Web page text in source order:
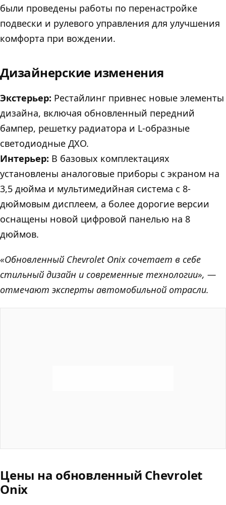
были проведены работы по перенастройке
подвески и рулевого управления для улучшения
комфорта при вождении.
Дизайнерские изменения
Экстерьер: Рестайлинг привнес новые элементы
дизайна, включая обновленный передний
бампер, решетку радиатора и L-образные
светодиодные ДХО.
Интерьер: В базовых комплектациях
установлены аналоговые приборы с экраном на
3,5 дюйма и мультимедийная система с 8-
дюймовым дисплеем, а более дорогие версии
оснащены новой цифровой панелью на 8
дюймов.
«Обновленный Chevrolet Onix сочетает в себе
стильный дизайн и современные технологии», —
отмечают эксперты автомобильной отрасли.
Цены на обновленный Chevrolet
Onix